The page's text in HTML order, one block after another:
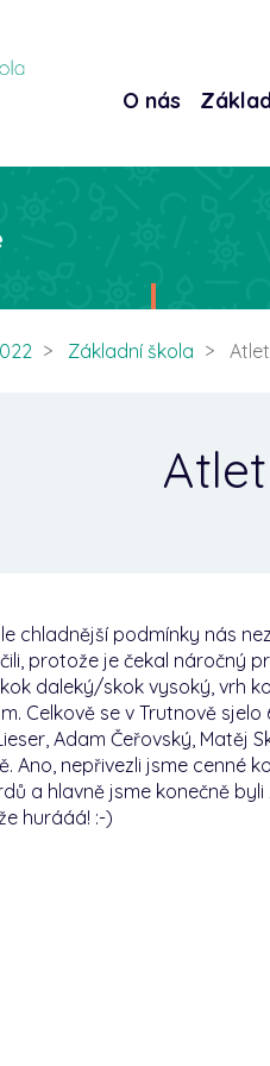
O nás
Základní škola
chladnější podmínky nás
protože je čekal náročný
daleký/skok vysoký, vrh
Celkově se v Trutnově sjelo
Adam Čeřovský, Matěj
Ano, nepřivezli jsme cenné
a hlavně jsme konečně
hurááá! :-)